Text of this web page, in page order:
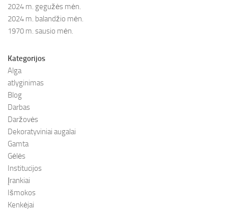
2024 m. gegužės mėn.
2024 m. balandžio mėn.
1970 m. sausio mėn.
Kategorijos
Alga
atlyginimas
Blog
Darbas
Daržovės
Dekoratyviniai augalai
Gamta
Gėlės
Institucijos
Įrankiai
Išmokos
Kenkėjai